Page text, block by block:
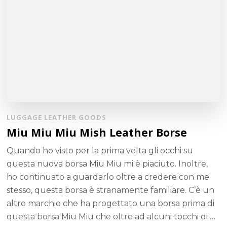
LUGGAGE LEATHER GOODS
Miu Miu Miu Mish Leather Borse
Quando ho visto per la prima volta gli occhi su
questa nuova borsa Miu Miu mi è piaciuto. Inoltre,
ho continuato a guardarlo oltre a credere con me
stesso, questa borsa è stranamente familiare. C’è un
altro marchio che ha progettato una borsa prima di
questa borsa Miu Miu che oltre ad alcuni tocchi di …